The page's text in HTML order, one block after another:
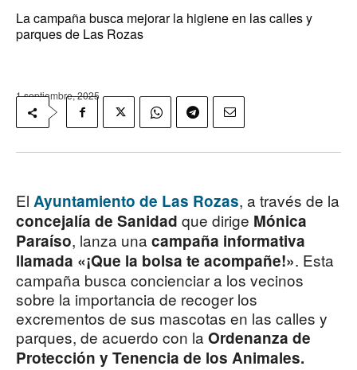
La campaña busca mejorar la higiene en las calles y
parques de Las Rozas
1 septiembre, 2025
El Ayuntamiento de Las Rozas, a través de la
concejalía de Sanidad que dirige Mónica
Paraíso, lanza una campaña informativa
llamada «¡Que la bolsa te acompañe!». Esta
campaña busca concienciar a los vecinos
sobre la importancia de recoger los
excrementos de sus mascotas en las calles y
parques, de acuerdo con la Ordenanza de
Protección y Tenencia de los Animales.